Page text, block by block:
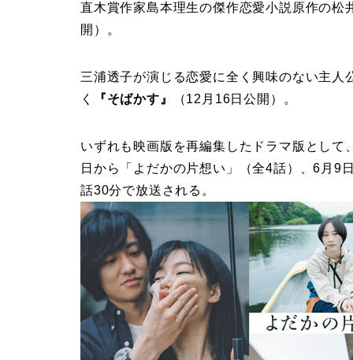
直木賞作家島本理生の傑作恋愛小説原作の松
開）。
三浦透子が演じる恋愛に全く興味のない主
く
『そばかす』 （12月16日公開）。
いずれも映画版を再編集したドラマ版とし
日から「よだかの片想い」（全4話）、6月9
話30分で放送される。